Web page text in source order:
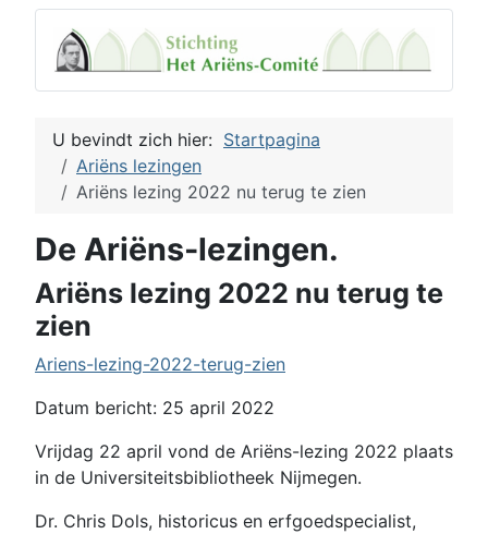
U bevindt zich hier: Startpagina
Ariëns lezingen
Ariëns lezing 2022 nu terug te zien
De Ariëns-lezingen.
Ariëns lezing 2022 nu terug te
zien
Ariens-lezing-2022-terug-zien
Datum bericht: 25 april 2022
Vrijdag 22 april vond de Ariëns-lezing 2022 plaats
in de Universiteitsbibliotheek Nijmegen.
Dr. Chris Dols, historicus en erfgoedspecialist,